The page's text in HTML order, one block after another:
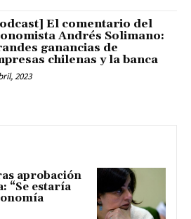
El comentario del
Andrés Solimano:
ganancias de
chilenas y la banca
2023
aprobación
“Se estaría